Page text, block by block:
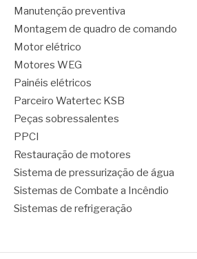
Manutenção preventiva
Montagem de quadro de comando
Motor elétrico
Motores WEG
Painéis elétricos
Parceiro Watertec KSB
Peças sobressalentes
PPCI
Restauração de motores
Sistema de pressurização de água
Sistemas de Combate a Incêndio
Sistemas de refrigeração